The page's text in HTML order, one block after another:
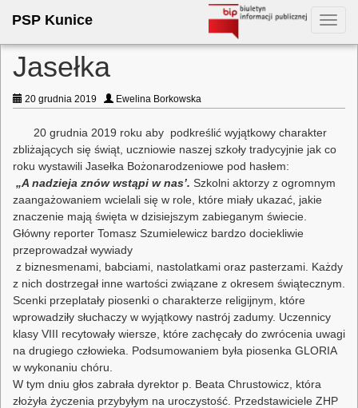
PSP Kunice
Jasełka
20 grudnia 2019 Ewelina Borkowska
20 grudnia 2019 roku aby podkreślić wyjątkowy charakter
zbliżających się świąt, uczniowie naszej szkoły tradycyjnie jak co
roku wystawili Jasełka Bożonarodzeniowe pod hasłem:
„A nadzieja znów wstąpi w nas’. Szkolni aktorzy z ogromnym
zaangażowaniem wcielali się w role, które miały ukazać, jakie
znaczenie mają święta w dzisiejszym zabieganym świecie.
Główny reporter Tomasz Szumielewicz bardzo dociekliwie
przeprowadzał wywiady
z biznesmenami, babciami, nastolatkami oraz pasterzami. Każdy
z nich dostrzegał inne wartości związane z okresem świątecznym.
Scenki przeplatały piosenki o charakterze religijnym, które
wprowadziły słuchaczy w wyjątkowy nastrój zadumy. Uczennicy
klasy VIII recytowały wiersze, które zachęcały do zwrócenia uwagi
na drugiego człowieka. Podsumowaniem była piosenka GLORIA
w wykonaniu chóru.
W tym dniu głos zabrała dyrektor p. Beata Chrustowicz, która
złożyła życzenia przybyłym na uroczystość. Przedstawiciele ZHP